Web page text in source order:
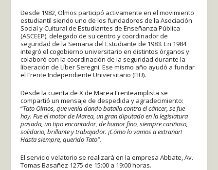
Desde 1982, Olmos participó activamente en el movimiento
estudiantil siendo uno de los fundadores de la Asociación
Social y Cultural de Estudiantes de Enseñanza Pública
(ASCEEP), delegado de su centro y coordinador de
seguridad de la Semana del Estudiante de 1983. En 1984
integró el cogobierno universitario en distintos órganos y
colaboró con la coordinación de la seguridad durante la
liberación de Líber Seregni. Ese mismo año ayudó a fundar
el Frente Independiente Universitario (FIU).
Desde la cuenta de X de Marea Frenteamplista se
compartió un mensaje de despedida y agradecimiento:
“Tato Olmos, que venía dando batalla contra el cáncer, se fue
hoy. Fue el motor de Marea, un gran diputado en la legislatura
pasada, un tipo encantador, de humor fino, siempre cariñoso,
solidario, brillante y trabajador. ¡Cómo lo vamos a extrañar!
Hasta siempre, querido Tato”.
El servicio velatorio se realizará en la empresa Abbate, Av.
Tomas Basañez 1275 de 15:00 a 19:00 horas.